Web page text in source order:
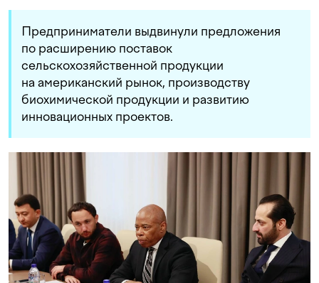
Предприниматели выдвинули предложения
по расширению поставок
сельскохозяйственной продукции
на американский рынок, производству
биохимической продукции и развитию
инновационных проектов.